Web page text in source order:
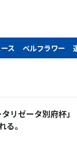
ス ベルフラワー
リゼータ別府杯」
。